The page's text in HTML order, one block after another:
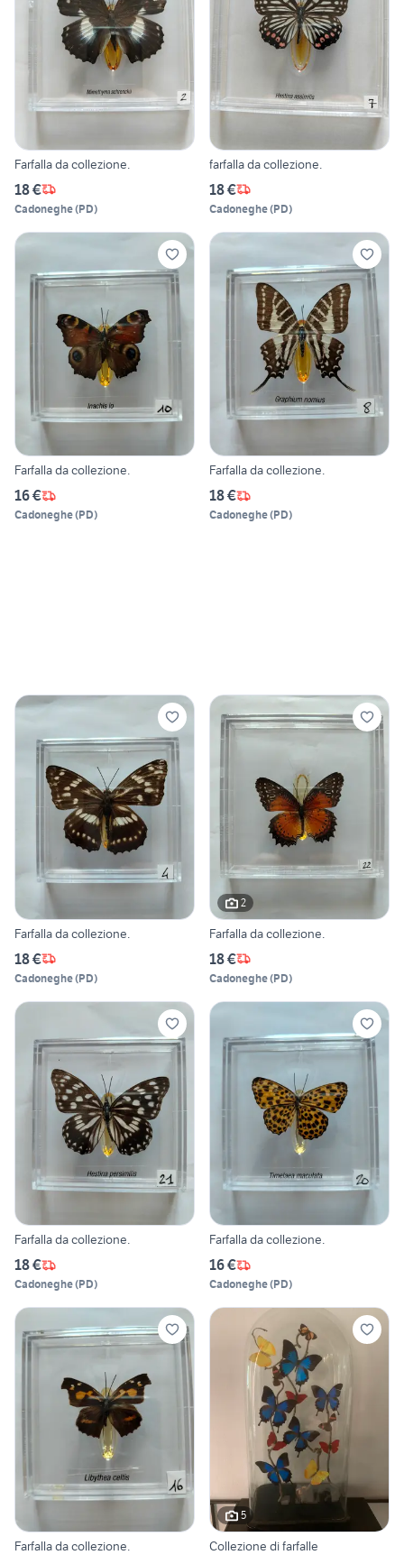
Farfalla da collezione.
18 €
Cadoneghe(PD)
farfalla da collezione.
18 €
Cadoneghe(PD)
Farfalla da collezione.
16 €
Cadoneghe(PD)
Farfalla da collezione.
18 €
Cadoneghe(PD)
Farfalla da collezione.
18 €
Cadoneghe(PD)
2
Farfalla da collezione.
18 €
Cadoneghe(PD)
Farfalla da collezione.
18 €
Cadoneghe(PD)
Farfalla da collezione.
16 €
Cadoneghe(PD)
Farfalla da collezione.
5
Collezione di farfalle